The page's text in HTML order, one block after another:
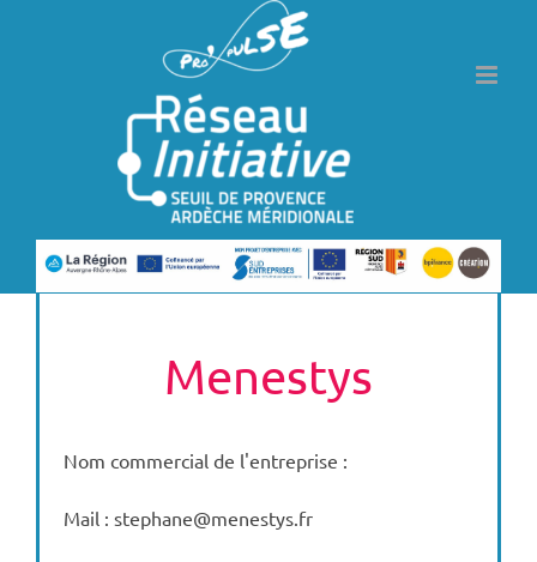
Menestys
Nom commercial de l'entreprise :
Mail : stephane@menestys.fr